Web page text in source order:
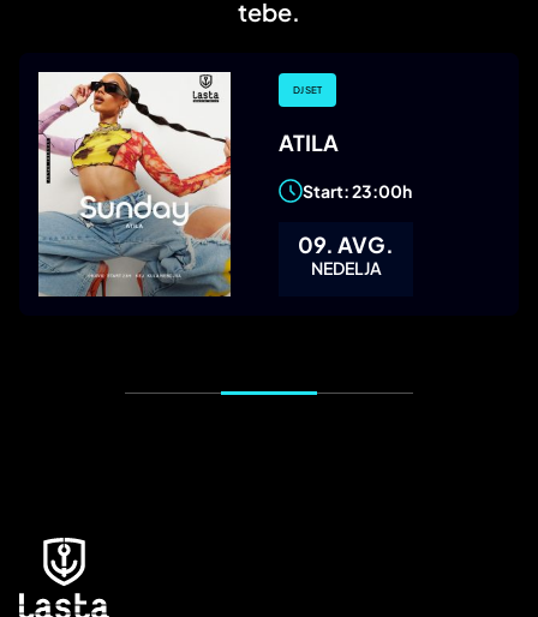
tebe.
DJ SET
ATILA
Start: 23:00h
09. AVG.
NEDELJA